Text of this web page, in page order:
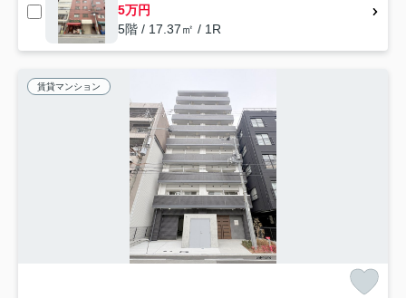
5万円
5階 / 17.37㎡ / 1R
賃貸マンション